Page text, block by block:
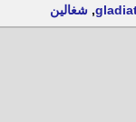
, شغالين